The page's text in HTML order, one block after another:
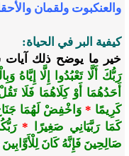
والعنكبوت ولقمان
كيفية البر في الحياة:
خير ما يوضح ذلك آيات
رَبُّكَ أَلَّا تَعْبُدُوا إِلَّا إِيَّاهُ
أَحَدُهُمَا أَوْ كِلَاهُمَا فَلَا
كَرِيمًا *وَاخْفِضْ لَهُمَا
كَمَا رَبَّيَانِي صَغِيرًا *
صَالِحِينَ فَإِنَّهُ كَانَ لِلْأَوَّابِينَ